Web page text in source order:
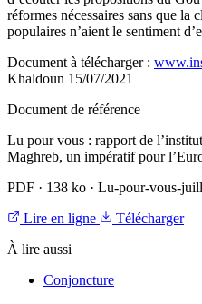
réformes nécessaires sans que la
populaires n’aient le sentiment
Document à télécharger :
Khaldoun 15/07/2021
Document de référence
Lu pour vous : rapport de
Maghreb, un impératif pour
PDF · 138 ko · Lu-pour-vous-
Lire en ligne
Télécharger
À lire aussi
Conjoncture